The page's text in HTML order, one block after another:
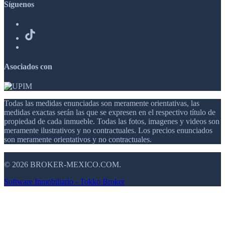
Síguenos
Asociados con
Todas las medidas enunciadas son meramente orientativas, las
medidas exactas serán las que se expresen en el respectivo título de
propiedad de cada inmueble. Todas las fotos, imagenes y videos son
meramente ilustrativos y no contractuales. Los precios enunciados
son meramente orientativos y no contractuales.
© 2026 BROKER-MEXICO.COM.
Software Inmobiliario - Tokko Broker